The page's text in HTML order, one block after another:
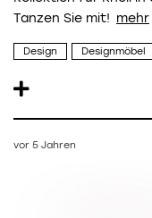
Tanzen Sie mit!
Design Designmöbel
vor 5 Jahren